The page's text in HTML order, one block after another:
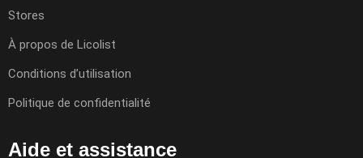
Stores
À propos de Licolist
Conditions d’utilisation
Politique de confidentialité
Aide et assistance